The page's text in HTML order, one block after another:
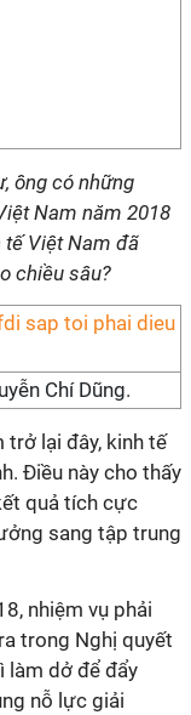
ông có những
Nam năm 2018
tế Việt Nam đã
chiều sâu?
Chí Dũng.
trở lại đây, kinh tế
Điều này cho thấy
quả tích cực
sang tập trung
nhiệm vụ phải
trong Nghị quyết
làm dở để đẩy
nỗ lực giải